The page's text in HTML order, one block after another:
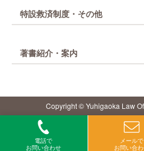
特設救済制度・その他
著書紹介・案内
Copyright © Yuhigaoka Law
電話で
お問い合わせ
メールで
お問い合